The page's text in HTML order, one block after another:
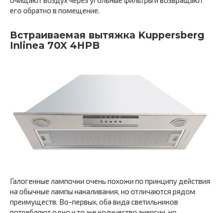
его обратно в помещение.
Встраиваемая вытяжка Kuppersberg
Inlinea 70X 4HPB
Галогенные лампочки очень похожи по принципу действия
на обычные лампы накаливания, но отличаются рядом
преимуществ. Во-первых, оба вида светильников